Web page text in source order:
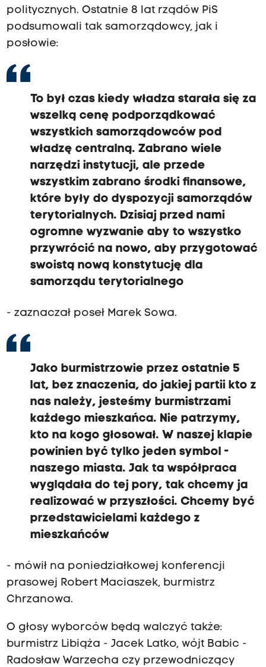
politycznych. Ostatnie 8 lat rządów PiS
podsumowali tak samorządowcy, jak i
posłowie:
To był czas kiedy władza starała się za
wszelką cenę podporządkować
wszystkich samorządowców pod
władzę centralną. Zabrano wiele
narzędzi instytucji, ale przede
wszystkim zabrano środki finansowe,
które były do dyspozycji samorządów
terytorialnych. Dzisiaj przed nami
ogromne wyzwanie aby to wszystko
przywrócić na nowo, aby przygotować
swoistą nową konstytucję dla
samorządu terytorialnego
- zaznaczał poseł Marek Sowa.
Jako burmistrzowie przez ostatnie 5
lat, bez znaczenia, do jakiej partii kto z
nas należy, jesteśmy burmistrzami
każdego mieszkańca. Nie patrzymy,
kto na kogo głosował. W naszej klapie
powinien być tylko jeden symbol -
naszego miasta. Jak ta współpraca
wyglądała do tej pory, tak chcemy ja
realizować w przyszłości. Chcemy być
przedstawicielami każdego z
mieszkańców
- mówił na poniedziałkowej konferencji
prasowej Robert Maciaszek, burmistrz
Chrzanowa.
O głosy wyborców będą walczyć także:
burmistrz Libiąża - Jacek Latko, wójt Babic -
Radosław Warzecha czy przewodniczący